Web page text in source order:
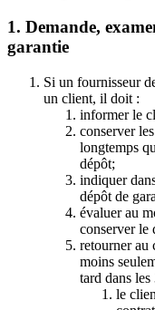
1. Demande,
garantie
Si un fournisseur
un client, il doit :
informer le
conserver
longtemps
dépôt;
indiquer
dépôt de
évaluer au
conserver le
retourner au
moins
tard dans
le